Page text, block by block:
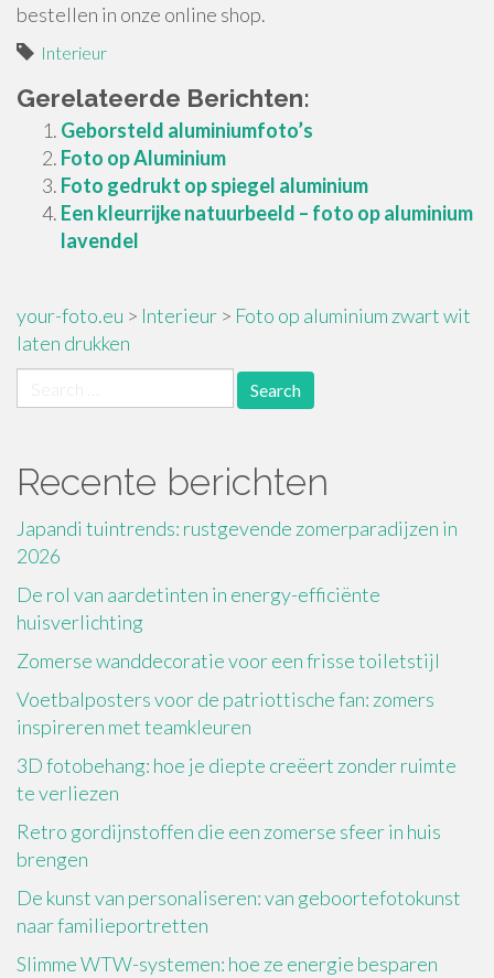
bestellen in onze online shop.
Interieur
Gerelateerde Berichten:
Geborsteld aluminiumfoto’s
Foto op Aluminium
Foto gedrukt op spiegel aluminium
Een kleurrijke natuurbeeld – foto op aluminium
lavendel
your-foto.eu > Interieur > Foto op aluminium zwart wit
laten drukken
for:
Recente berichten
Japandi tuintrends: rustgevende zomerparadijzen in
2026
De rol van aardetinten in energy-efficiënte
huisverlichting
Zomerse wanddecoratie voor een frisse toiletstijl
Voetbalposters voor de patriottische fan: zomers
inspireren met teamkleuren
3D fotobehang: hoe je diepte creëert zonder ruimte
te verliezen
Retro gordijnstoffen die een zomerse sfeer in huis
brengen
De kunst van personaliseren: van geboortefotokunst
naar familieportretten
Slimme WTW-systemen: hoe ze energie besparen